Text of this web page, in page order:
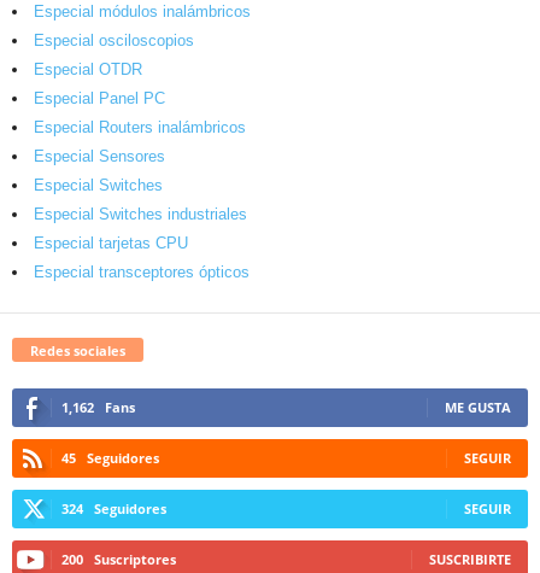
Especial módulos inalámbricos
Especial osciloscopios
Especial OTDR
Especial Panel PC
Especial Routers inalámbricos
Especial Sensores
Especial Switches
Especial Switches industriales
Especial tarjetas CPU
Especial transceptores ópticos
Redes sociales
1,162 Fans ME GUSTA
45 Seguidores SEGUIR
324 Seguidores SEGUIR
200 Suscriptores SUSCRIBIRTE